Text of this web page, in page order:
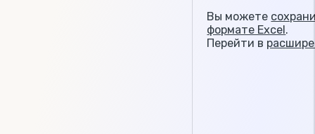
Вы можете
формате Excel .
Перейти в